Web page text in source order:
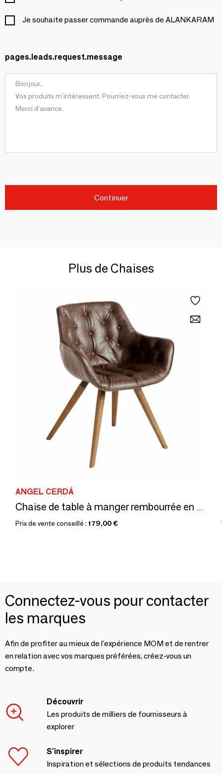
Je souhaite passer commande auprès de ALANKARAM
pages.leads.request.message
Continuer
Plus de Chaises
ANGEL CERDÁ
Chaise de table à manger rembourrée en similicuir marron
Prix de vente conseillé : 179,00 €
Connectez-vous pour contacter
les marques
Afin de profiter au mieux de l'expérience MOM et de rentrer
en relation avec vos marques préférées, créez-vous un
compte.
Découvrir
Les produits de milliers de fournisseurs à
explorer
S'inspirer
Inspiration et sélections de produits tendances